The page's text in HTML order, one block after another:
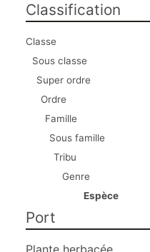
Classification
Classe
Sous classe
Super ordre
Ordre
Famille
Sous famille
Tribu
Genre
Espèce
Port
Plante herbacée